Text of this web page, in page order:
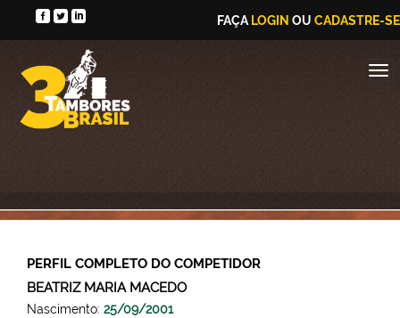
FAÇA LOGIN OU CADASTRE-SE
PERFIL COMPLETO DO COMPETIDOR
BEATRIZ MARIA MACEDO
Nascimento: 25/09/2001